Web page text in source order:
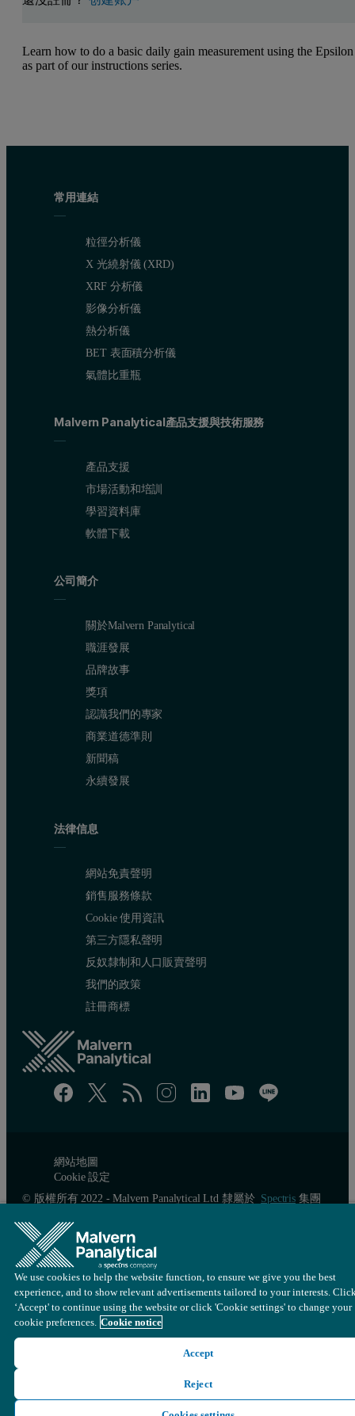
Learn how to do a basic daily gain measurement using the
as part of our instructions series.
常用連結
粒徑分析儀
X 光繞射儀 (XRD)
XRF 分析儀
影像分析儀
熱分析儀
BET 表面積分析儀
氣體比重瓶
Malvern Panalytical產品支援與技術服務
產品支援
市場活動和培訓
學習資料庫
軟體下載
公司簡介
關於Malvern Panalytical
職涯發展
品牌故事
獎項
認識我們的專家
商業道德準則
新聞稿
永續發展
法律信息
網站免責聲明
銷售服務條款
Cookie 使用資訊
第三方隱私聲明
反奴隸制和人口販賣聲明
我們的政策
註冊商標
網站地圖
Cookie 設定
© 版權所有 2022 - Malvern Panalytical Ltd 隸屬於 Spectris集團
We use cookies to help the website function, to ensure we give you the best
experience, and to show relevant advertisements tailored to your interests.
‘Accept' to continue using the website or click 'Cookie settings' to change your
cookie preferences. Cookie notice
Accept
Reject